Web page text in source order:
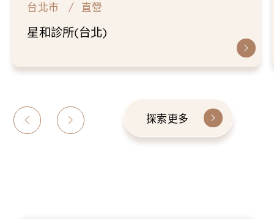
台北市 直營
星和診所(台北)
探索更多